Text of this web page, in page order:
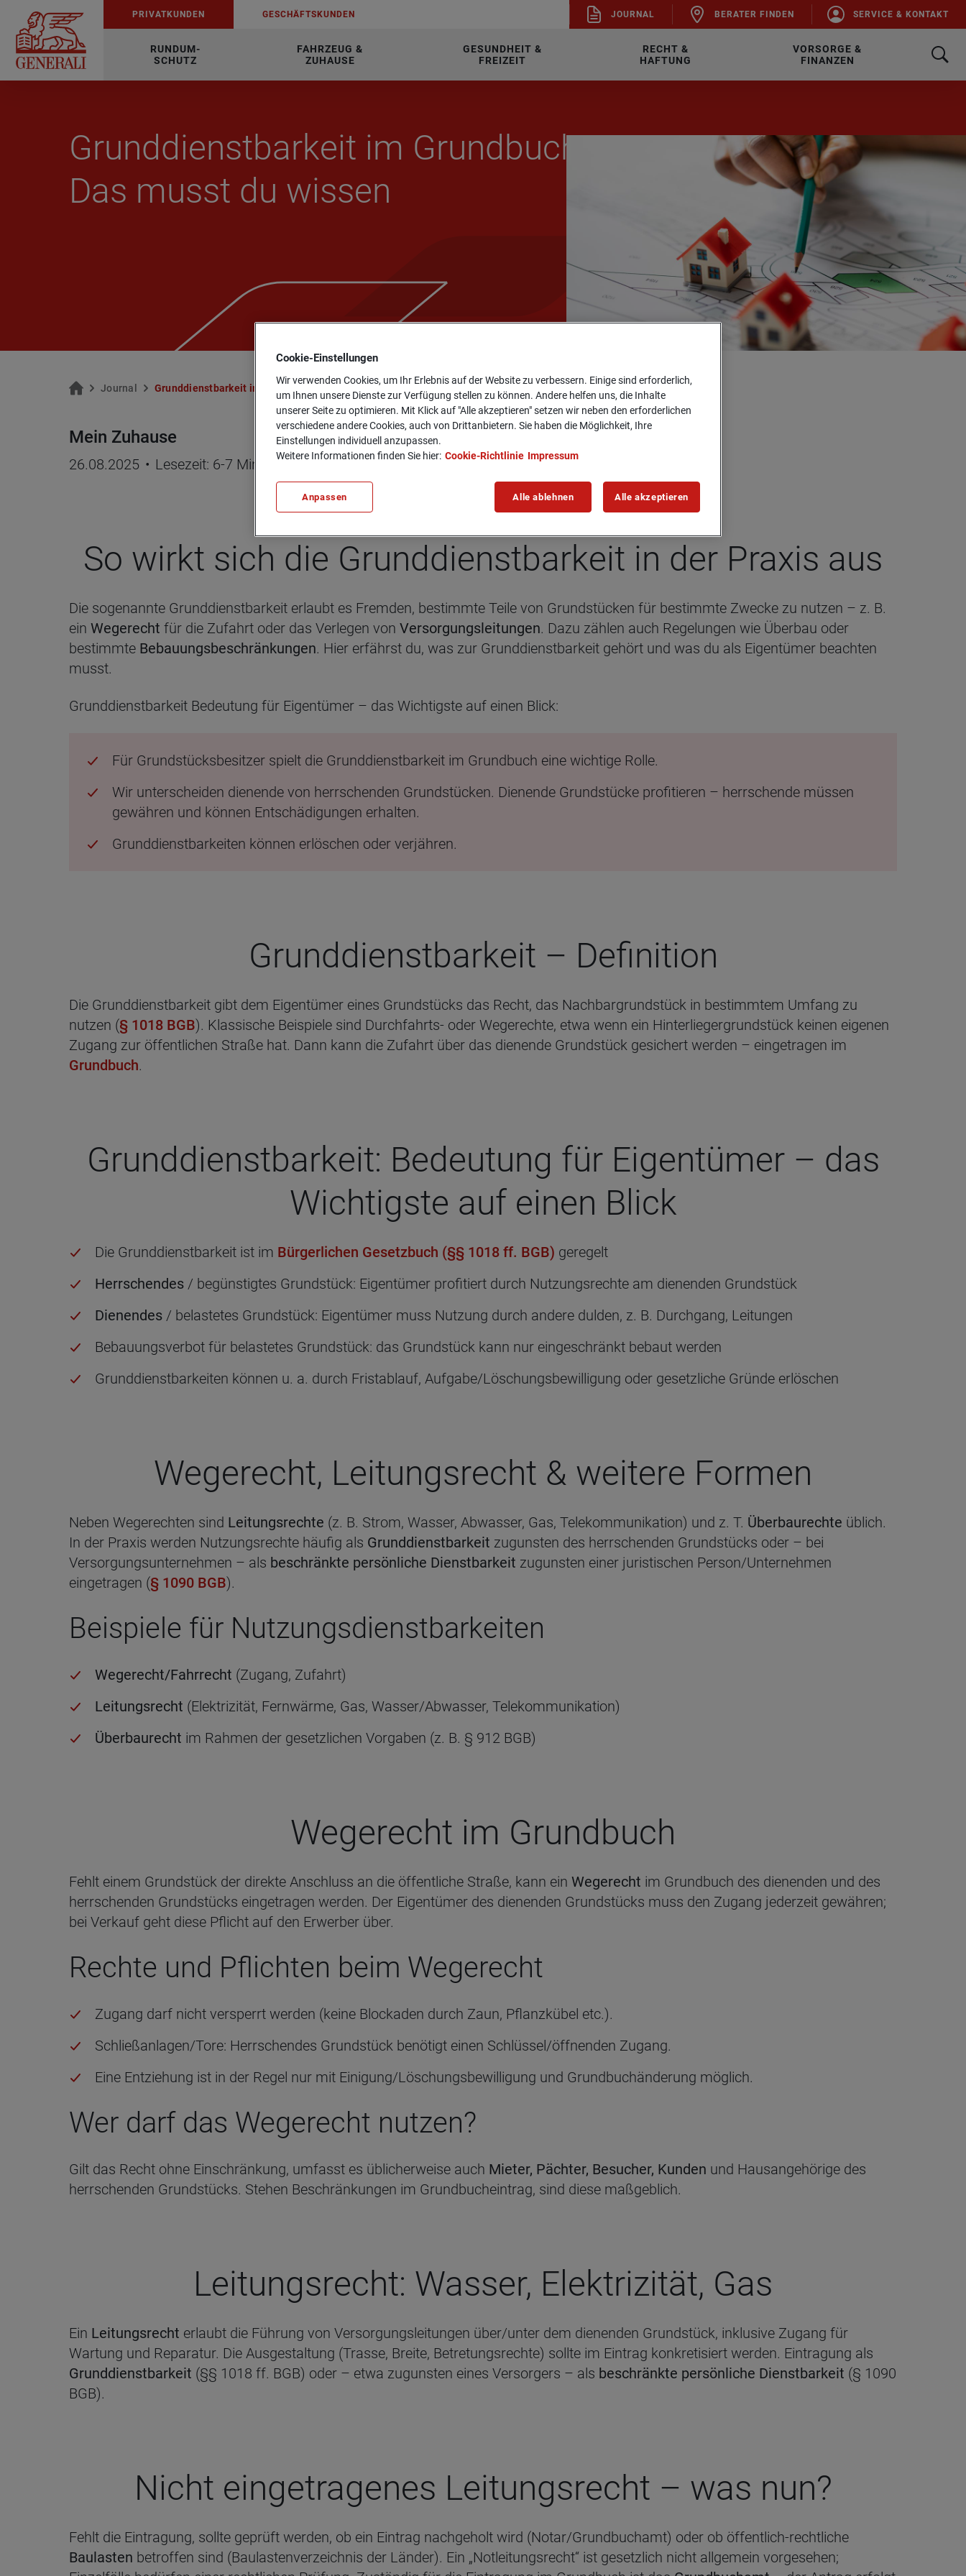
PRI­VAT­KUN­DEN GE­SCHÄFTS­KUN­DEN JOUR­NAL BE­RA­TER FIN­DEN SER­VICE & KON­TAKT
RUNDUM-
SCHUTZ
FAHRZEUG &
ZUHAUSE
GESUNDHEIT &
FREIZEIT
RECHT &
HAFTUNG
VORSORGE &
FINANZEN
Grund­dienst­bar­keit im Grund­buch:
Das musst du wis­sen
Jour­nal Grund­dienst­bar­keit im Grund­buch: Das musst du wis­sen
Mein Zuhause
26.08.2025 • Lesezeit: 6-7 Minuten
So wirkt sich die Grund­dienst­bar­keit in der Pra­xis aus
Die sogenannte Grunddienstbarkeit erlaubt es Fremden, bestimmte Teile von Grundstücken für bestimmte Zwecke zu nutzen – z. B.
ein Wegerecht für die Zufahrt oder das Verlegen von Versorgungsleitungen. Dazu zählen auch Regelungen wie Überbau oder
bestimmte Bebauungsbeschränkungen. Hier erfährst du, was zur Grunddienstbarkeit gehört und was du als Eigentümer beachten
musst.
Grunddienstbarkeit Bedeutung für Eigentümer – das Wichtigste auf einen Blick:
Für Grundstücksbesitzer spielt die Grunddienstbarkeit im Grundbuch eine wichtige Rolle.
Wir unterscheiden dienende von herrschenden Grundstücken. Dienende Grundstücke profitieren – herrschende müssen
gewähren und können Entschädigungen erhalten.
Grunddienstbarkeiten können erlöschen oder verjähren.
Grund­dienst­bar­keit – Defi­ni­tion
Die Grunddienstbarkeit gibt dem Eigentümer eines Grundstücks das Recht, das Nachbargrundstück in bestimmtem Umfang zu
nutzen (§ 1018 BGB). Klassische Beispiele sind Durchfahrts- oder Wegerechte, etwa wenn ein Hinterliegergrundstück keinen eigenen
Zugang zur öffentlichen Straße hat. Dann kann die Zufahrt über das dienende Grundstück gesichert werden – eingetragen im
Grundbuch.
Grund­dienst­bar­keit: Bedeu­tung für Eigen­tü­mer – das
Wich­tigste auf einen Blick
Die Grunddienstbarkeit ist im Bürgerlichen Gesetzbuch (§§ 1018 ff. BGB) geregelt
Herrschendes / begünstigtes Grundstück: Eigentümer profitiert durch Nutzungsrechte am dienenden Grundstück
Dienendes / belastetes Grundstück: Eigentümer muss Nutzung durch andere dulden, z. B. Durchgang, Leitungen
Bebauungsverbot für belastetes Grundstück: das Grundstück kann nur eingeschränkt bebaut werden
Grunddienstbarkeiten können u. a. durch Fristablauf, Aufgabe/Löschungsbewilligung oder gesetzliche Gründe erlöschen
Wege­recht, Lei­tungs­recht & wei­tere For­men
Neben Wegerechten sind Leitungsrechte (z. B. Strom, Wasser, Abwasser, Gas, Telekommunikation) und z. T. Überbaurechte üblich.
In der Praxis werden Nutzungsrechte häufig als Grunddienstbarkeit zugunsten des herrschenden Grundstücks oder – bei
Versorgungsunternehmen – als beschränkte persönliche Dienstbarkeit zugunsten einer juristischen Person/Unternehmen
eingetragen (§ 1090 BGB).
Beispiele für Nutzungsdienstbarkeiten
Wegerecht/Fahrrecht (Zugang, Zufahrt)
Leitungsrecht (Elektrizität, Fernwärme, Gas, Wasser/Abwasser, Telekommunikation)
Überbaurecht im Rahmen der gesetzlichen Vorgaben (z. B. § 912 BGB)
Wege­recht im Grund­buch
Fehlt einem Grundstück der direkte Anschluss an die öffentliche Straße, kann ein Wegerecht im Grundbuch des dienenden und des
herrschenden Grundstücks eingetragen werden. Der Eigentümer des dienenden Grundstücks muss den Zugang jederzeit gewähren;
bei Verkauf geht diese Pflicht auf den Erwerber über.
Rechte und Pflichten beim Wegerecht
Zugang darf nicht versperrt werden (keine Blockaden durch Zaun, Pflanzkübel etc.).
Schließanlagen/Tore: Herrschendes Grundstück benötigt einen Schlüssel/öffnenden Zugang.
Eine Entziehung ist in der Regel nur mit Einigung/Löschungsbewilligung und Grundbuchänderung möglich.
Wer darf das Wegerecht nutzen?
Gilt das Recht ohne Einschränkung, umfasst es üblicherweise auch Mieter, Pächter, Besucher, Kunden und Hausangehörige des
herrschenden Grundstücks. Stehen Beschränkungen im Grundbucheintrag, sind diese maßgeblich.
Lei­tungs­recht: Was­ser, Elek­tri­zi­tät, Gas
Ein Leitungsrecht erlaubt die Führung von Versorgungsleitungen über/unter dem dienenden Grundstück, inklusive Zugang für
Wartung und Reparatur. Die Ausgestaltung (Trasse, Breite, Betretungsrechte) sollte im Eintrag konkretisiert werden. Eintragung als
Grunddienstbarkeit (§§ 1018 ff. BGB) oder – etwa zugunsten eines Versorgers – als beschränkte persönliche Dienstbarkeit (§ 1090
BGB).
Nicht ein­ge­tra­ge­nes Lei­tungs­recht – was nun?
Fehlt die Eintragung, sollte geprüft werden, ob ein Eintrag nachgeholt wird (Notar/Grundbuchamt) oder ob öffentlich-rechtliche
Baulasten betroffen sind (Baulastenverzeichnis der Länder). Ein „Notleitungsrecht“ ist gesetzlich nicht allgemein vorgesehen;
Cookie-­Einstellungen
Wir verwenden Cookies, um Ihr Erlebnis auf der Website zu verbessern. Einige sind erforderlich,
um Ihnen unsere Dienste zur Verfügung stellen zu können. Andere helfen uns, die Inhalte
unserer Seite zu optimieren. Mit Klick auf "Alle akzeptieren" setzen wir neben den erforderlichen
verschiedene andere Cookies, auch von Drittanbietern. Sie haben die Möglichkeit, Ihre
Einstellungen individuell anzupassen.
Weitere Informationen finden Sie hier: Cookie-Richtlinie Impressum
Anpassen Alle ablehnen Alle akzeptieren